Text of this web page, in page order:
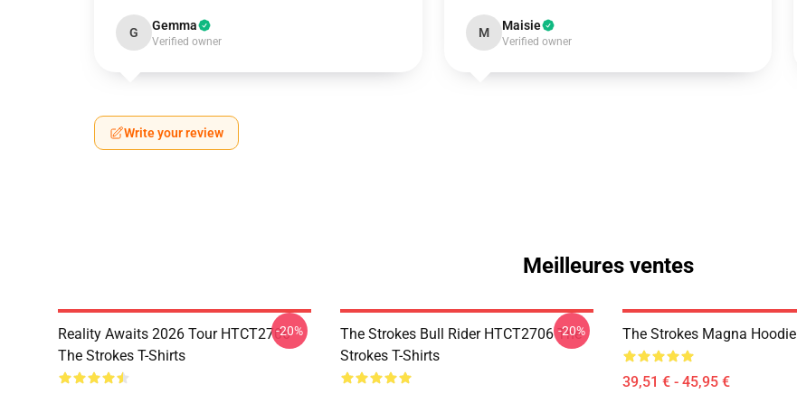
G Gemma
Verified owner
M Maisie
Verified owner
Write your review
Meilleures ventes
Reality Awaits 2026 Tour HTCT2706
The Strokes T-Shirts
-20%
The Strokes Bull Rider HTCT2706 The
Strokes T-Shirts
-20% The Strokes Magna Hoodie
39,51 € - 45,95 €